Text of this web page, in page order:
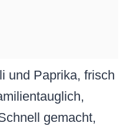
und Paprika, frisch
gemacht,